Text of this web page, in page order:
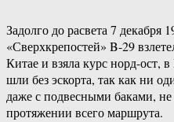
Задолго до расвета 7 декабря
«Сверхкрепостей» B-29
Китае и взяла курс норд-
шли без эскорта, так как ни
даже с подвесными баками,
протяжении всего маршрута.